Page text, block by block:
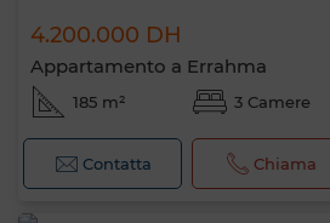
4.200.000 DH
Appartamento a Errahma
185 m² 3 Camere
Contatta Chiama